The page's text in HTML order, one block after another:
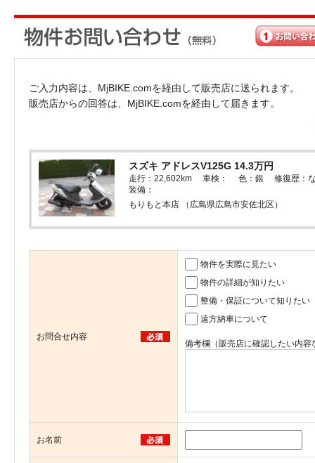
ご入力内容は、MjBIKE.comを経由して販売店に送られます。
販売店からの回答は、MjBIKE.comを経由して届きます。
スズキ アドレスV125G 14.3万円
走行：22,602km 車検： 色：銀 修復歴：
装備：
もりもと本店 （広島県広島市安佐北区）
お問合せ内容
物件を実際に見たい
物件の詳細が知りたい
整備・保証について知りたい
遠方納車について
備考欄（販売店に確認したい内
お名前